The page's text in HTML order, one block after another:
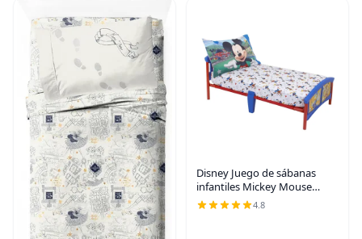
Disney Juego de sábanas
infantiles Mickey Mouse
Having Fun (2 unidades)
4.8